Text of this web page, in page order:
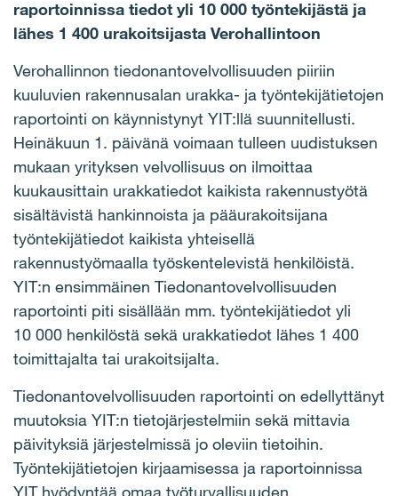
raportoinnissa tiedot yli 10 000 työntekijästä ja
lähes 1 400 urakoitsijasta Verohallintoon
Verohallinnon tiedonantovelvollisuuden piiriin
kuuluvien rakennusalan urakka- ja työntekijätietojen
raportointi on käynnistynyt YIT:llä suunnitellusti.
Heinäkuun 1. päivänä voimaan tulleen uudistuksen
mukaan yrityksen velvollisuus on ilmoittaa
kuukausittain urakkatiedot kaikista rakennustyötä
sisältävistä hankinnoista ja pääurakoitsijana
työntekijätiedot kaikista yhteisellä
rakennustyömaalla työskentelevistä henkilöistä.
YIT:n ensimmäinen Tiedonantovelvollisuuden
raportointi piti sisällään mm. työntekijätiedot yli
10 000 henkilöstä sekä urakkatiedot lähes 1 400
toimittajalta tai urakoitsijalta.
Tiedonantovelvollisuuden raportointi on edellyttänyt
muutoksia YIT:n tietojärjestelmiin sekä mittavia
päivityksiä järjestelmissä jo oleviin tietoihin.
Työntekijätietojen kirjaamisessa ja raportoinnissa
YIT hyödyntää omaa työturvallisuuden